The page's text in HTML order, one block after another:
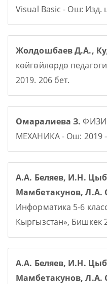
Visual Basic - Ош: Изд.
Жолдошбаев Д.А.,
көйгөйлөрдө
2019. 206 бет.
Омаралиева З.
МЕХАНИКА - Ош: 2019
А.А. Беляев, И.Н.
Мамбетакунов, Л.А.
Информатика 5-6
Кыргызстан», Бишкек
А.А. Беляев, И.Н.
Мамбетакунов, Л.А.